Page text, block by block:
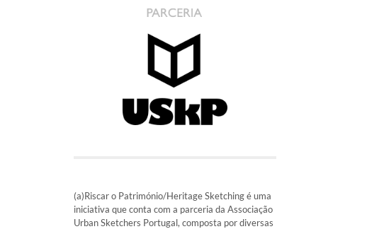
(a)Riscar o Património/Heritage Sketching é uma
iniciativa que conta com a parceria da Associação
Urban Sketchers Portugal, composta por diversas